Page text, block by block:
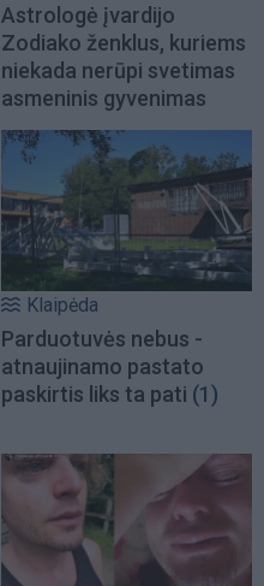
Astrologė įvardijo
Zodiako ženklus, kuriems
niekada nerūpi svetimas
asmeninis gyvenimas
Klaipėda
Parduotuvės nebus -
atnaujinamo pastato
paskirtis liks ta pati (1)